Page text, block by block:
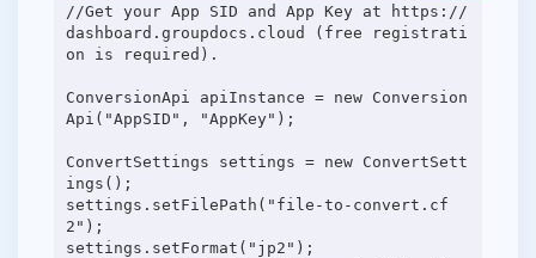
//Get your App SID and App Key at https://
dashboard.groupdocs.cloud (free registrati
on is required).
ConversionApi apiInstance = new Conversion
Api("AppSID", "AppKey");
ConvertSettings settings = new ConvertSett
ings();
settings.setFilePath("file-to-convert.cf
2");
settings.setFormat("jp2");